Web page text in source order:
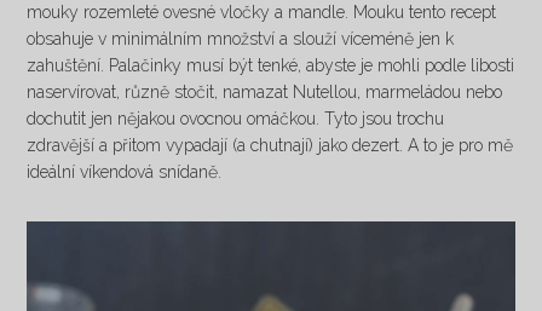
mouky rozemleté ovesné vločky a mandle. Mouku tento recept
obsahuje v minimálním množství a slouží víceméně jen k
zahuštění. Palačinky musí být tenké, abyste je mohli podle libosti
naservírovat, různě stočit, namazat Nutellou, marmeládou nebo
dochutit jen nějakou ovocnou omáčkou. Tyto jsou trochu
zdravější a přitom vypadají (a chutnají) jako dezert. A to je pro mě
ideální víkendová snídaně.